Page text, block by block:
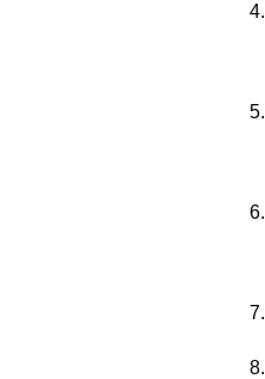
4.
5.
6.
7.
8.